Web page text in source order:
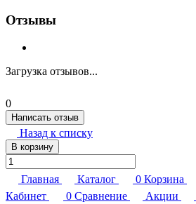
Отзывы
Загрузка отзывов...
0
Написать отзыв
Назад к списку
В корзину
Главная Каталог 0 Корзина
Кабинет
0 Сравнение Акции